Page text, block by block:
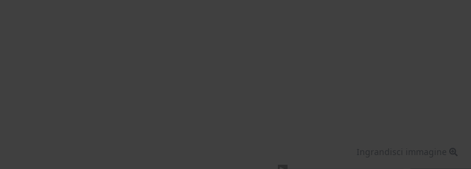
Ingrandisci immagine